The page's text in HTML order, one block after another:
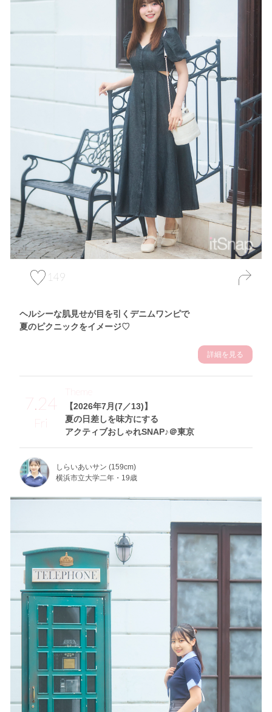
149
ヘルシーな肌見せが目を引くデニムワンピで
夏のピクニックをイメージ♡
詳細を見る
7.24
Fri
【2026年7月(7／13)】
夏の日差しを味方にする
アクティブおしゃれSNAP♪＠東京
Theme
しらいあいサン (159cm)
横浜市立大学二年・19歳